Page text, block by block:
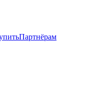
Партнёрам